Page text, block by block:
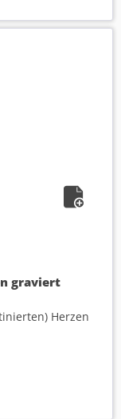
graviert
Herzen